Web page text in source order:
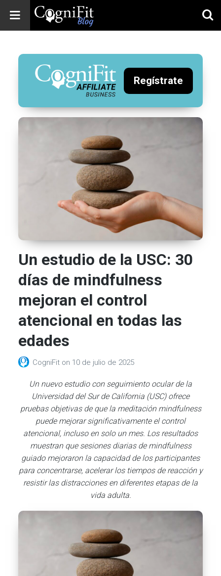
Blog: Brain
Health
News
Brain Training,
Mental Health, and
Wellness
Regístrate
Un estudio de la USC: 30
días de mindfulness
mejoran el control
atencional en todas las
edades
CogniFit on 10 de julio de 2025
Un nuevo estudio con seguimiento ocular de la
Universidad del Sur de California (USC) ofrece
pruebas objetivas de que la meditación mindfulness
puede mejorar significativamente el control
atencional, incluso en solo un mes. Los resultados
muestran que sesiones diarias de mindfulness
guiado mejoraron la capacidad de los participantes
para concentrarse, acelerar los tiempos de reacción y
resistir las distracciones en diferentes etapas de la
vida adulta.